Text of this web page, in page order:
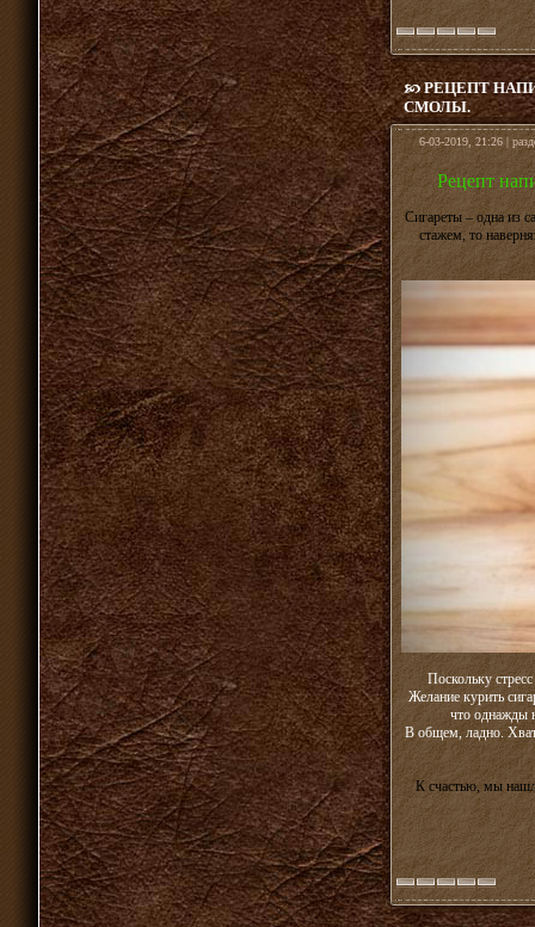
РЕЦЕПТ
СМОЛЫ.
6-03-2019, 21:26 |
Рецепт
Сигареты – одна из
стажем, то
Поскольку
Желание курить
что однажды
В общем, ладно.
К счастью, мы